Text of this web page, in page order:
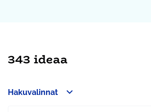
343 ideaa
Hakuvalinnat